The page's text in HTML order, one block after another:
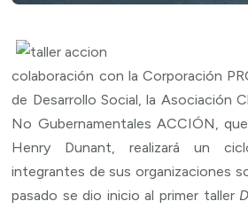
colaboración con la Corporación
de Desarrollo Social, la Asociación
No Gubernamentales ACCIÓN,
Henry Dunant, realizará un
integrantes de sus organizaciones
pasado se dio inicio al primer taller